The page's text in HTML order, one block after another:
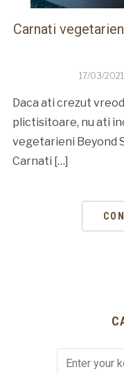
Carnati
17/03/2021
Daca ati crezut
plictisitoare, nu ati
vegetarieni Beyond
Carnati […]